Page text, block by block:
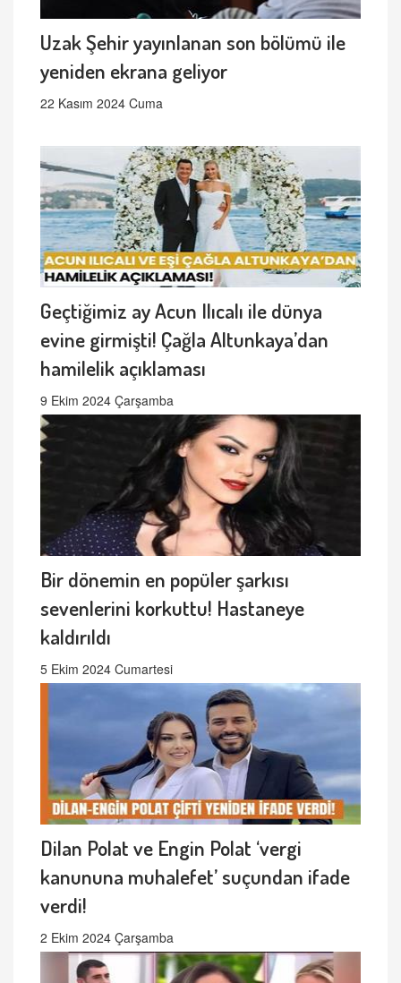
Uzak Şehir yayınlanan son bölümü ile
yeniden ekrana geliyor
22 Kasım 2024 Cuma
Geçtiğimiz ay Acun Ilıcalı ile dünya
evine girmişti! Çağla Altunkaya’dan
hamilelik açıklaması
9 Ekim 2024 Çarşamba
Bir dönemin en popüler şarkısı
sevenlerini korkuttu! Hastaneye
kaldırıldı
5 Ekim 2024 Cumartesi
Dilan Polat ve Engin Polat ‘vergi
kanununa muhalefet’ suçundan ifade
verdi!
2 Ekim 2024 Çarşamba